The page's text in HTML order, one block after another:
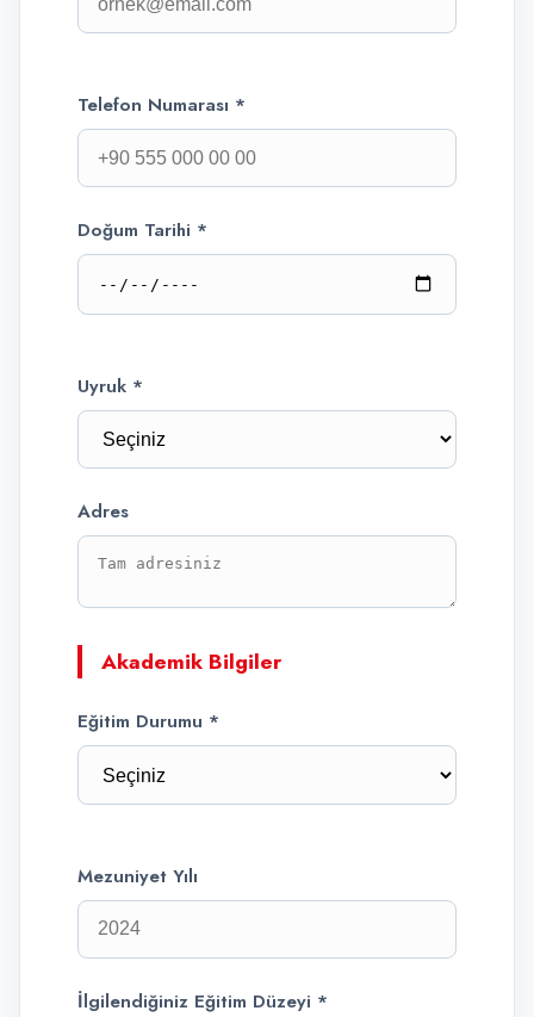
Telefon Numarası *
Doğum Tarihi *
Uyruk *
Adres
Akademik Bilgiler
Eğitim Durumu *
Mezuniyet Yılı
İlgilendiğiniz Eğitim Düzeyi *